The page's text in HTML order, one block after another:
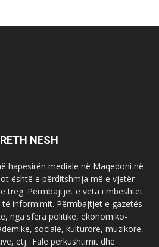
NESH
hapësirën mediale në Maqedoni në
është e përditshmja më e vjetër
treg. Përmbajtjet e veta i mbështet
informimit. Përmbajtjet e gazetës
nga sfera politike, ekonomiko-
sociale, kulturore, muzikore,
etj.. Falë përkushtimit dhe